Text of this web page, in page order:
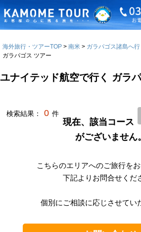
海外旅行・ツアーTOP 南米 ガラパゴス諸島へ行
ガラパゴス ツアー
ユナイテッド航空で行く ガラ
検索結果： 0 件
現在、該当コース
がございません。
こちらのエリアへのご旅行をお
下記よりお問合せくだ
個別にご相談に応じさせてい